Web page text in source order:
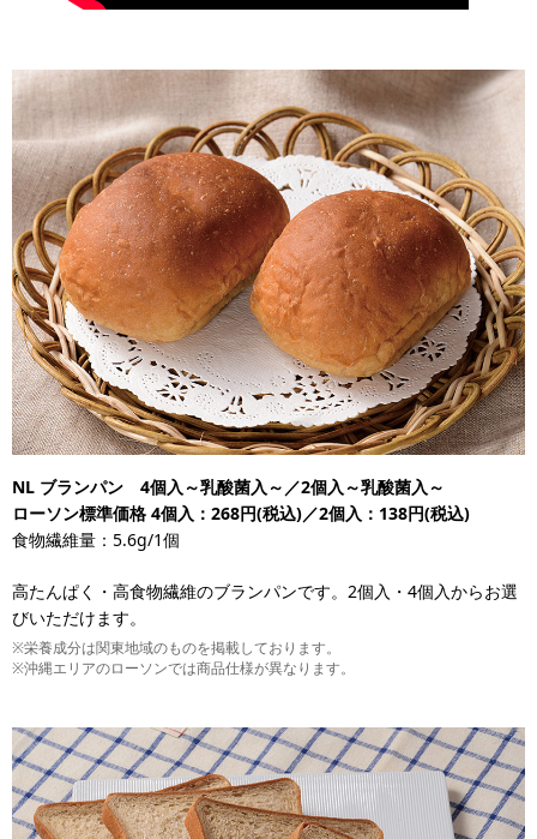
NL ブランパン 4個入～乳酸菌入～／2個入～乳酸菌入～
ローソン標準価格 4個入：268円(税込)／2個入：138円(税込)
食物繊維量：5.6g/1個
高たんぱく・高食物繊維のブランパンです。2個入・4個入からお選
びいただけます。
※栄養成分は関東地域のものを掲載しております。
※沖縄エリアのローソンでは商品仕様が異なります。